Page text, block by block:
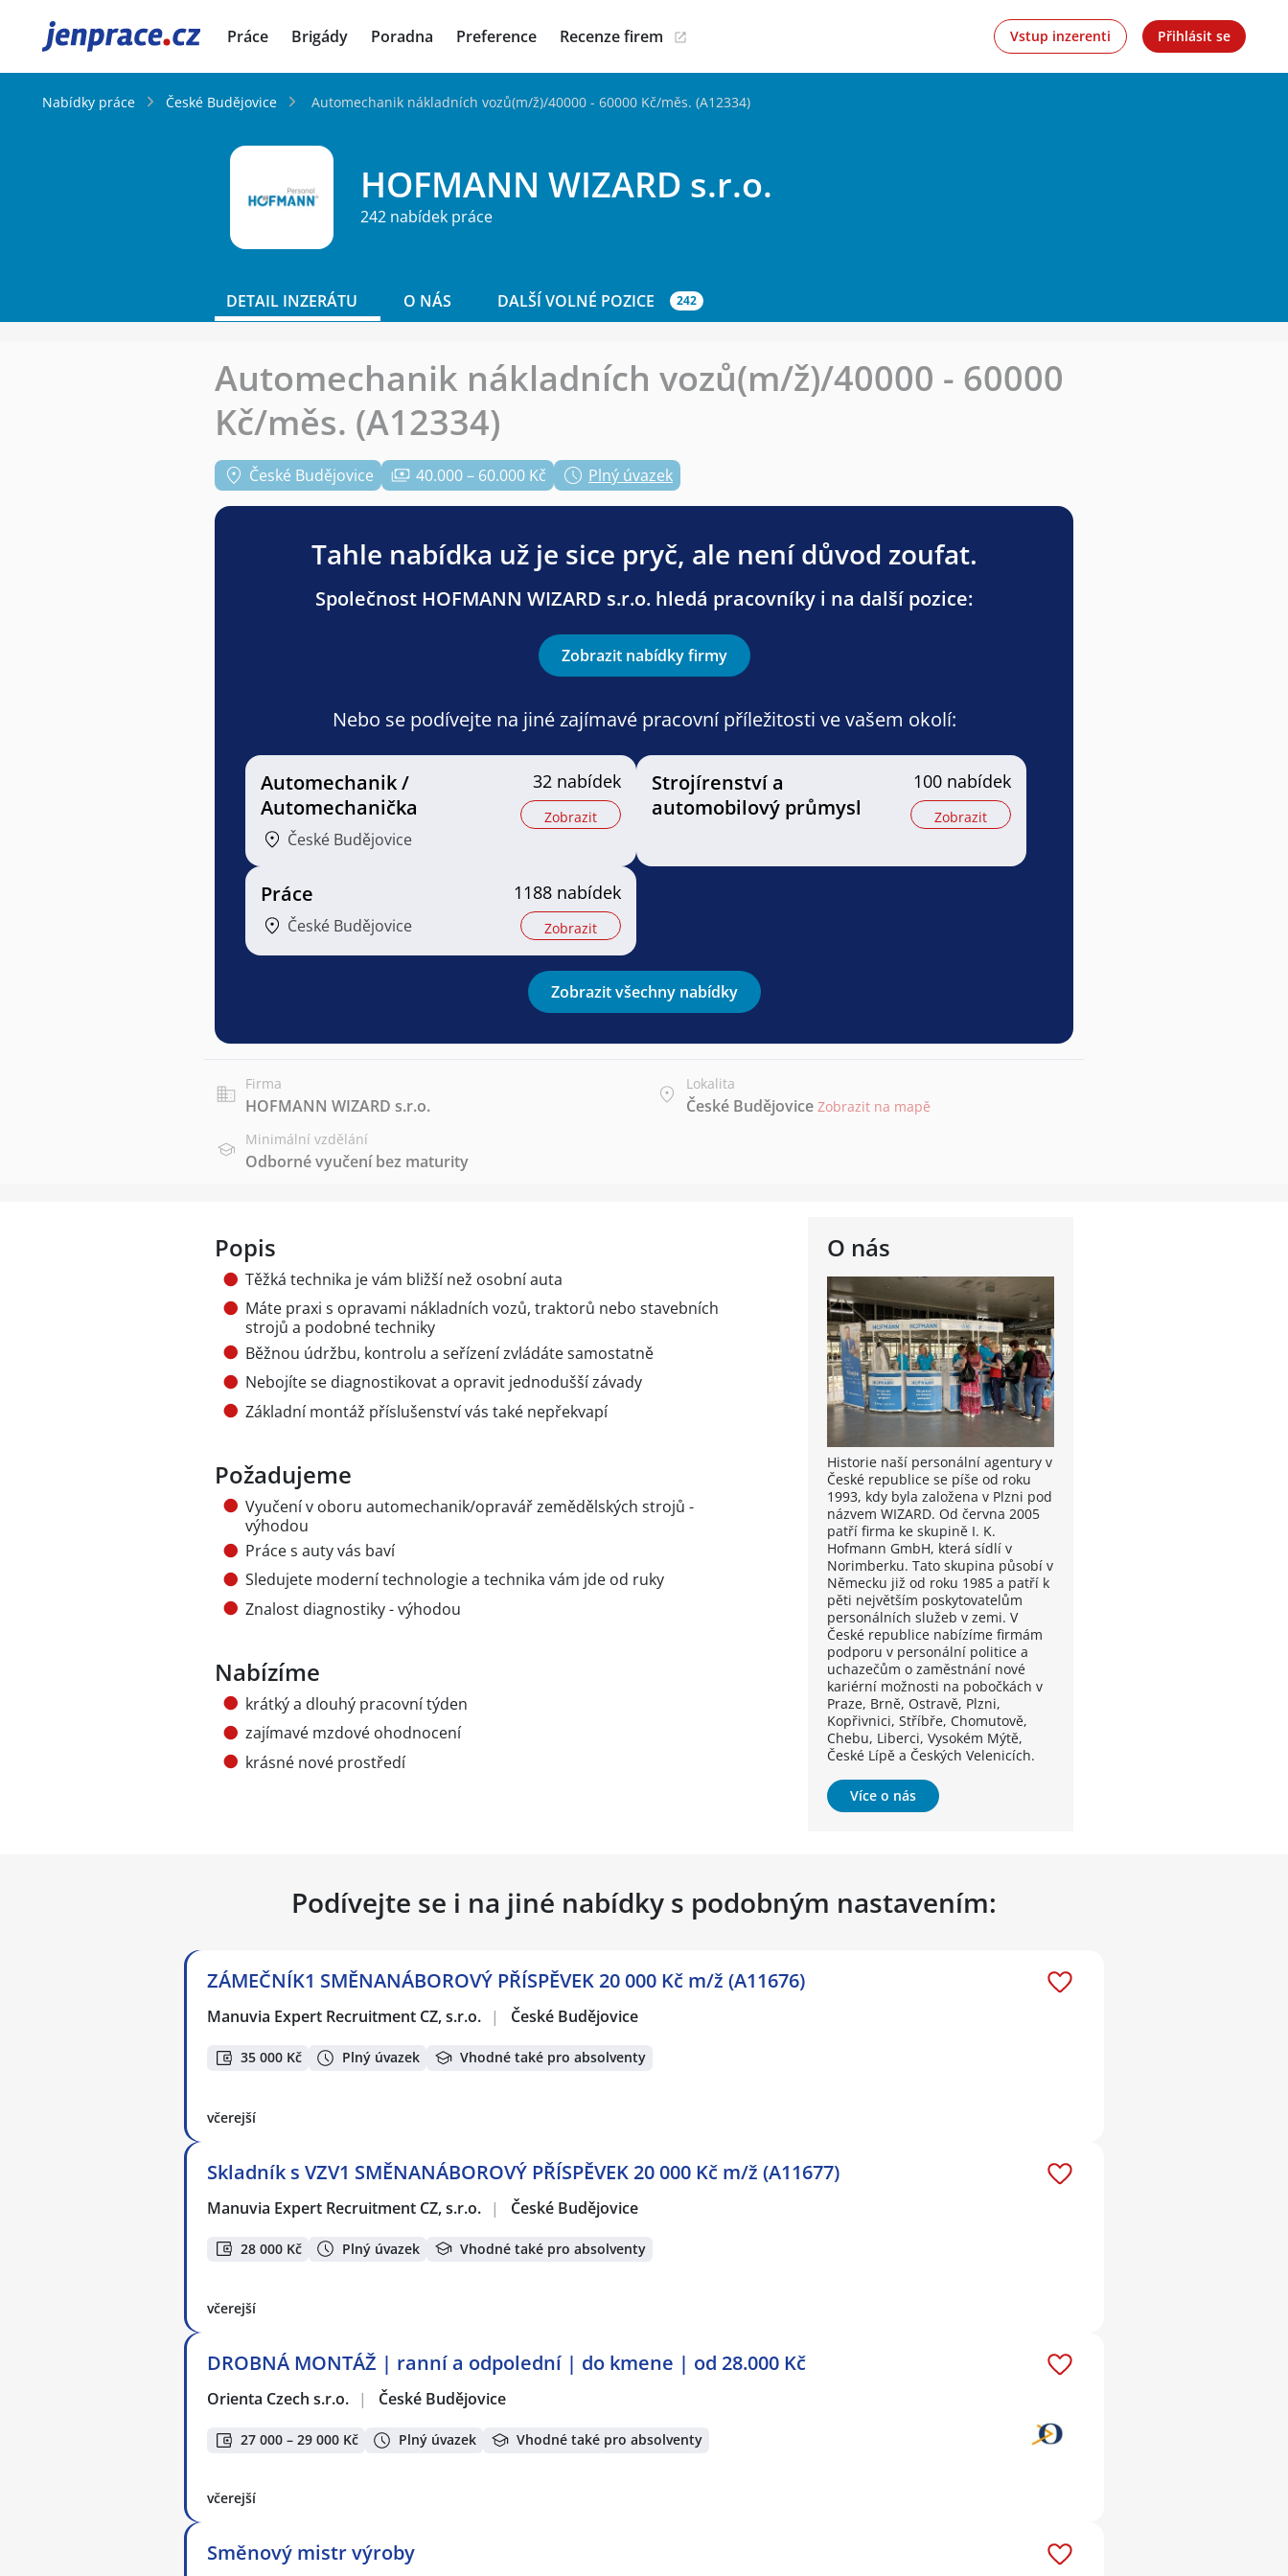
JenPráce.cz Práce Brigády Poradna Preference Recenze firem Vstup inzerenti Přihlásit se
Nabídky práce České Budějovice Automechanik nákladních vozů(m/ž)/40000 - 60000 Kč/měs. (A12334)
HOFMANN WIZARD s.r.o.
242 nabídek práce
DETAIL INZERÁTU O NÁS DALŠÍ VOLNÉ POZICE 242
Automechanik nákladních vozů(m/ž)/40000 - 60000
Kč/měs. (A12334)
České Budějovice 40.000 – 60.000 Kč Plný úvazek
Tahle nabídka už je sice pryč, ale není důvod zoufat.
Společnost HOFMANN WIZARD s.r.o. hledá pracovníky i na další pozice:
Zobrazit nabídky firmy
Nebo se podívejte na jiné zajímavé pracovní příležitosti ve vašem okolí:
Automechanik /
Automechanička
České Budějovice
32 nabídek
Zobrazit
Strojírenství a
automobilový průmysl
100 nabídek
Zobrazit
Práce
České Budějovice
1188 nabídek
Zobrazit
Zobrazit všechny nabídky
Firma
HOFMANN WIZARD s.r.o.
Lokalita
České Budějovice Zobrazit na mapě
Minimální vzdělání
Odborné vyučení bez maturity
O nás
Historie naší personální agentury v
České republice se píše od roku
1993, kdy byla založena v Plzni pod
názvem WIZARD. Od června 2005
patří firma ke skupině I. K.
Hofmann GmbH, která sídlí v
Norimberku. Tato skupina působí v
Německu již od roku 1985 a patří k
pěti největším poskytovatelům
personálních služeb v zemi. V
České republice nabízíme firmám
podporu v personální politice a
uchazečům o zaměstnání nové
kariérní možnosti na pobočkách v
Praze, Brně, Ostravě, Plzni,
Kopřivnici, Stříbře, Chomutově,
Chebu, Liberci, Vysokém Mýtě,
České Lípě a Českých Velenicích.
Více o nás
Popis
Těžká technika je vám bližší než osobní auta
Máte praxi s opravami nákladních vozů, traktorů nebo stavebních
strojů a podobné techniky
Běžnou údržbu, kontrolu a seřízení zvládáte samostatně
Nebojíte se diagnostikovat a opravit jednodušší závady
Základní montáž příslušenství vás také nepřekvapí
Požadujeme
Vyučení v oboru automechanik/opravář zemědělských strojů -
výhodou
Práce s auty vás baví
Sledujete moderní technologie a technika vám jde od ruky
Znalost diagnostiky - výhodou
Nabízíme
krátký a dlouhý pracovní týden
zajímavé mzdové ohodnocení
krásné nové prostředí
Podívejte se i na jiné nabídky s podobným nastavením:
ZÁMEČNÍK1 SMĚNANÁBOROVÝ PŘÍSPĚVEK 20 000 Kč m/ž (A11676)
Manuvia Expert Recruitment CZ, s.r.o. | České Budějovice
35 000 Kč Plný úvazek Vhodné také pro absolventy
včerejší
Skladník s VZV1 SMĚNANÁBOROVÝ PŘÍSPĚVEK 20 000 Kč m/ž (A11677)
Manuvia Expert Recruitment CZ, s.r.o. | České Budějovice
28 000 Kč Plný úvazek Vhodné také pro absolventy
včerejší
DROBNÁ MONTÁŽ | ranní a odpolední | do kmene | od 28.000 Kč
Orienta Czech s.r.o. | České Budějovice
27 000 – 29 000 Kč Plný úvazek Vhodné také pro absolventy
včerejší
Směnový mistr výroby